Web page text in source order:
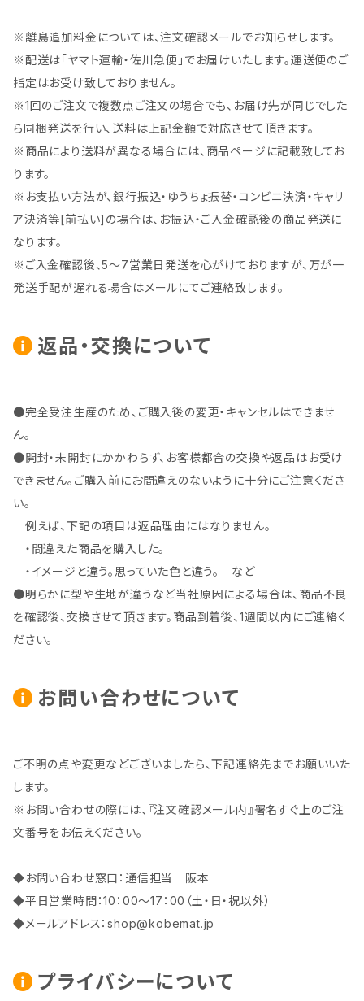
※離島追加料金については、注文確認メールでお知らせします。
※配送は「ヤマト運輸・佐川急便」でお届けいたします。運送便のご
指定はお受け致しておりません。
※1回のご注文で複数点ご注文の場合でも、お届け先が同じでした
ら同梱発送を行い、送料は上記金額で対応させて頂きます。
※商品により送料が異なる場合には、商品ページに記載致してお
ります。
※お支払い方法が、銀行振込・ゆうちょ振替・コンビニ決済・キャリ
ア決済等[前払い]の場合は、お振込・ご入金確認後の商品発送に
なります。
※ご入金確認後、5～7営業日発送を心がけておりますが、万が一
発送手配が遅れる場合はメールにてご連絡致します。
返品・交換について
●完全受注生産のため、ご購入後の変更・キャンセルはできませ
ん。
●開封・未開封にかかわらず、お客様都合の交換や返品はお受け
できません。ご購入前にお間違えのないように十分にご注意くださ
い。
例えば、下記の項目は返品理由にはなりません。
・間違えた商品を購入した。
・イメージと違う。思っていた色と違う。 など
●明らかに型や生地が違うなど当社原因による場合は、商品不良
を確認後、交換させて頂きます。商品到着後、1週間以内にご連絡く
ださい。
お問い合わせについて
ご不明の点や変更などございましたら、下記連絡先までお願いいた
します。
※お問い合わせの際には、『注文確認メール内』署名すぐ上のご注
文番号をお伝えください。
◆お問い合わせ窓口：通信担当 阪本
◆平日営業時間：10：00～17：00（土・日・祝以外）
◆メールアドレス：shop@kobemat.jp
プライバシーについて